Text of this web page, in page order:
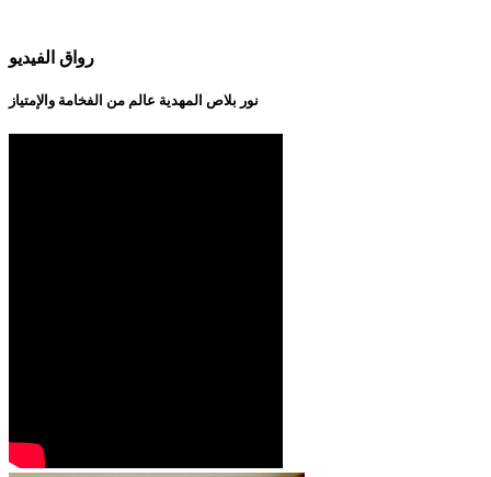
رواق الفيديو
نور بلاص المهدية عالم من الفخامة والإمتياز